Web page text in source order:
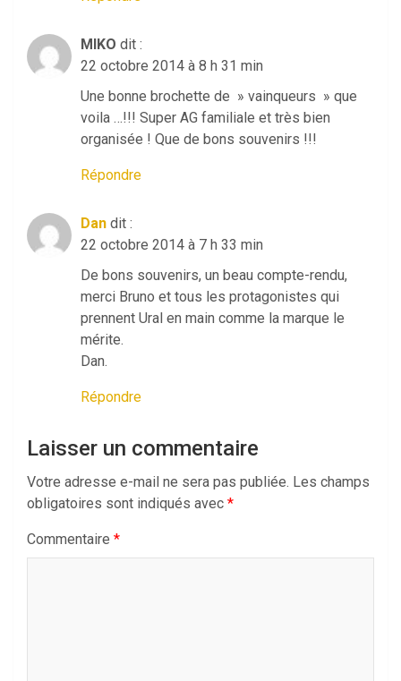
MIKO dit :
22 octobre 2014 à 8 h 31 min
Une bonne brochette de » vainqueurs » que
voila …!!! Super AG familiale et très bien
organisée ! Que de bons souvenirs !!!
Répondre
Dan dit :
22 octobre 2014 à 7 h 33 min
De bons souvenirs, un beau compte-rendu,
merci Bruno et tous les protagonistes qui
prennent Ural en main comme la marque le
mérite.
Dan.
Répondre
Laisser un commentaire
Votre adresse e-mail ne sera pas publiée. Les champs
obligatoires sont indiqués avec *
Commentaire *